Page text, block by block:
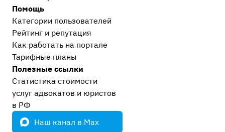
Помощь
Категории пользователей
Рейтинг и репутация
Как работать на портале
Тарифные планы
Полезные ссылки
Статистика стоимости
услуг адвокатов и юристов
в РФ
Наш канал в Max